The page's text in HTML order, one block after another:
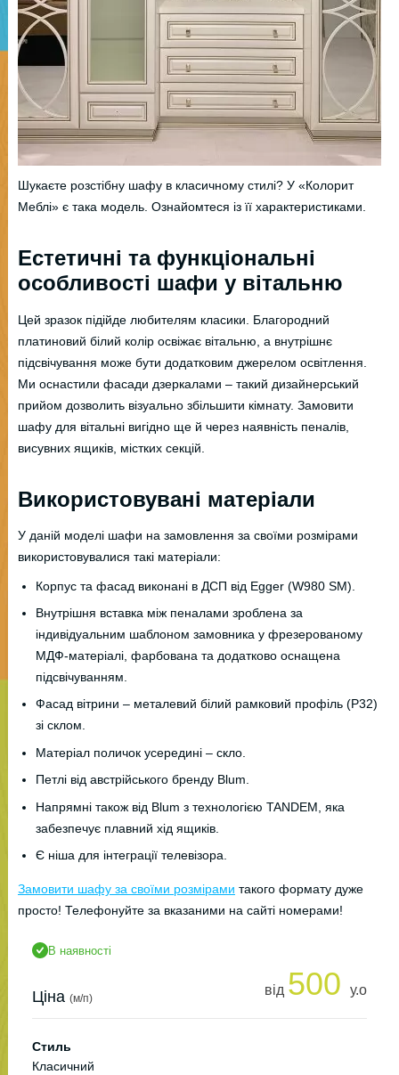
Шукаєте розстібну шафу в класичному стилі? У «Колорит
Меблі» є така модель. Ознайомтеся із її характеристиками.
Естетичні та функціональні
особливості шафи у вітальню
Цей зразок підійде любителям класики. Благородний
платиновий білий колір освіжає вітальню, а внутрішнє
підсвічування може бути додатковим джерелом освітлення.
Ми оснастили фасади дзеркалами – такий дизайнерський
прийом дозволить візуально збільшити кімнату. Замовити
шафу для вітальні вигідно ще й через наявність пеналів,
висувних ящиків, містких секцій.
Використовувані матеріали
У даній моделі шафи на замовлення за своїми розмірами
використовувалися такі матеріали:
Корпус та фасад виконані в ДСП від Egger (W980 SM).
Внутрішня вставка між пеналами зроблена за
індивідуальним шаблоном замовника у фрезерованому
МДФ-матеріалі, фарбована та додатково оснащена
підсвічуванням.
Фасад вітрини – металевий білий рамковий профіль (Р32)
зі склом.
Матеріал поличок усередині – скло.
Петлі від австрійського бренду Blum.
Напрямні також від Blum з технологією TANDEM, яка
забезпечує плавний хід ящиків.
Є ніша для інтеграції телевізора.
Замовити шафу за своїми розмірами такого формату дуже
просто! Телефонуйте за вказаними на сайті номерами!
В наявності
Ціна (м/п)
від 500 у.о
Стиль
Класичний